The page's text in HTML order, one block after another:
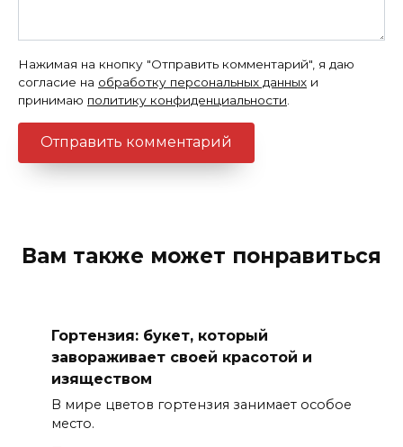
Нажимая на кнопку "Отправить комментарий", я даю
согласие на обработку персональных данных и
принимаю политику конфиденциальности
Вам также может понравиться
Гортензия: букет, который
завораживает своей красотой и
изяществом
В мире цветов гортензия занимает особое
место.